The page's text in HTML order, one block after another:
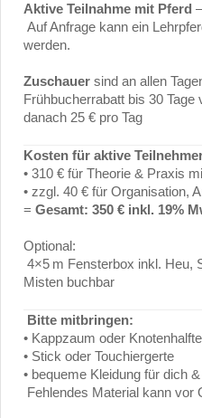
Aktive Teilnahme mit Pferd
Auf Anfrage kann ein
werden.
Zuschauer sind an allen
Frühbucherrabatt bis 30 Tage
danach 25 € pro Tag
Kosten für aktive
• 310 € für Theorie & Praxis
• zzgl. 40 € für Organisation,
= Gesamt: 350 € inkl. 19%
Optional:
4×5 m Fensterbox inkl. Heu,
Misten buchbar
Bitte mitbringen:
• Kappzaum oder
• Stick oder Touchiergerte
• bequeme Kleidung für dich
Fehlendes Material kann vor